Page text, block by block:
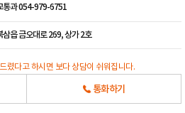
통과 054-979-6751
삼읍 금오대로 269, 상가 2호
렸다고 하시면 보다 상담이 쉬워집니다.
통화하기